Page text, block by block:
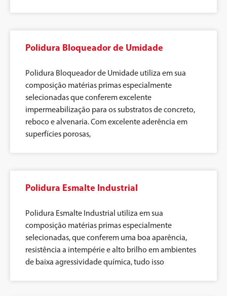
Polidura Bloqueador de Umidade
Polidura Bloqueador de Umidade utiliza em sua
composição matérias primas especialmente
selecionadas que conferem excelente
impermeabilização para os substratos de concreto,
reboco e alvenaria. Com excelente aderência em
superfícies porosas,
Polidura Esmalte Industrial
Polidura Esmalte Industrial utiliza em sua
composição matérias primas especialmente
selecionadas, que conferem uma boa aparência,
resistência a intempérie e alto brilho em ambientes
de baixa agressividade química, tudo isso